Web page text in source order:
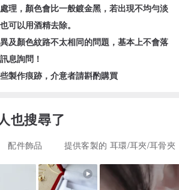
理，顏色會比一般鍍金黑，若出現不均勻淡
可以用酒精去除。
及顏色紋路不太相同的問題，基本上不會落
息詢問！
製作痕跡，介意者請斟酌購買
也搜尋了
配件飾品 提供客製的 耳環/耳夾/耳骨夾